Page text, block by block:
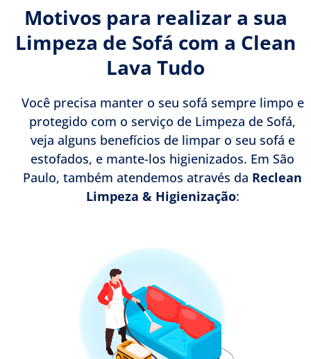
Motivos para realizar a sua
Limpeza de Sofá com a Clean
Lava Tudo
Você precisa manter o seu sofá sempre limpo e
protegido com o serviço de Limpeza de Sofá,
veja alguns benefícios de limpar o seu sofá e
estofados, e mante-los higienizados. Em São
Paulo, também atendemos através da Reclean
Limpeza & Higienização: